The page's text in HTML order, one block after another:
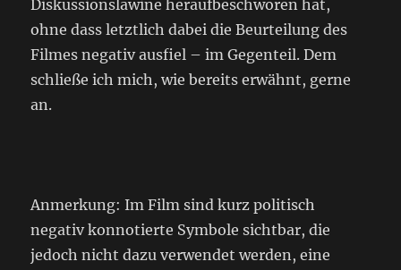
Diskussionslawine heraufbeschworen hat,
ohne dass letztlich dabei die Beurteilung des
Filmes negativ ausfiel – im Gegenteil. Dem
schließe ich mich, wie bereits erwähnt, gerne
an.
Anmerkung: Im Film sind kurz politisch
negativ konnotierte Symbole sichtbar, die
jedoch nicht dazu verwendet werden, eine